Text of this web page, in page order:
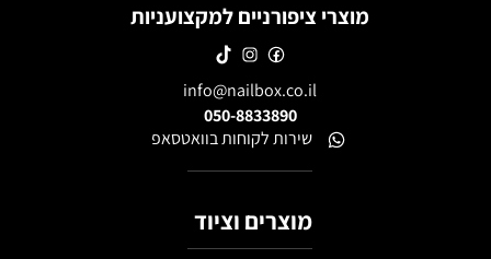
מוצרי ציפורניים למקצועניות
info@nailbox.co.il
050-8833890
שירות לקוחות בוואטסאפ
מוצרים וציוד